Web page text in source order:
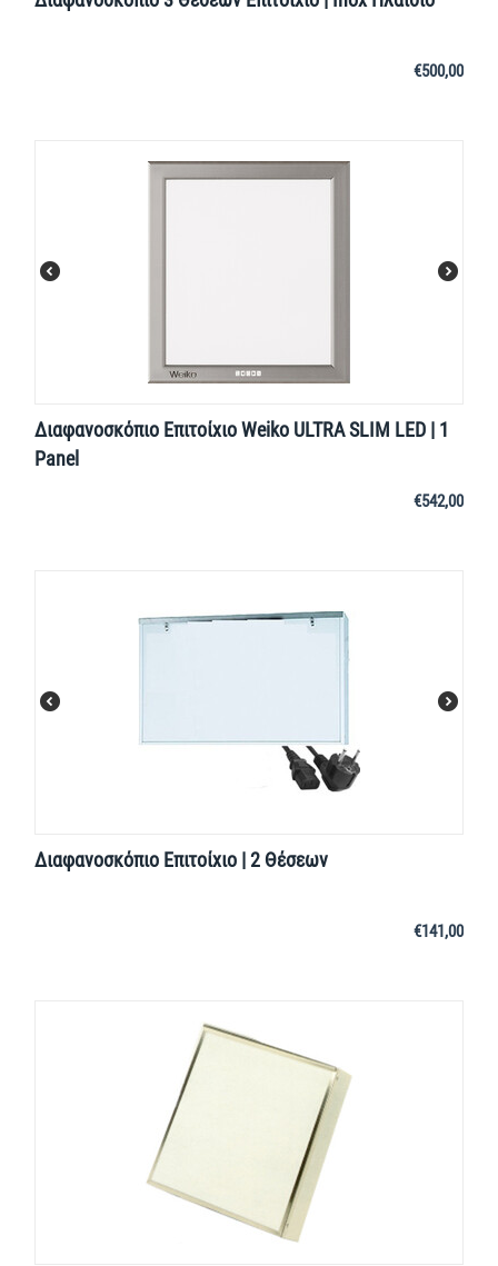
€500,00
Διαφανοσκόπιο Επιτοίχιο Weiko ULTRA SLIM LED | 1
Panel
€542,00
Διαφανοσκόπιο Επιτοίχιο | 2 Θέσεων
€141,00